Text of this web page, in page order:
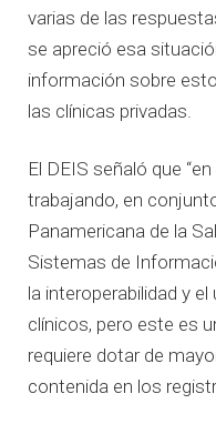
varias de las
se apreció esa
información sobre
las clínicas privadas.
El DEIS señaló que
trabajando, en
Panamericana de la
Sistemas de
la interoperabilidad y
clínicos, pero este es
requiere dotar de
contenida en los